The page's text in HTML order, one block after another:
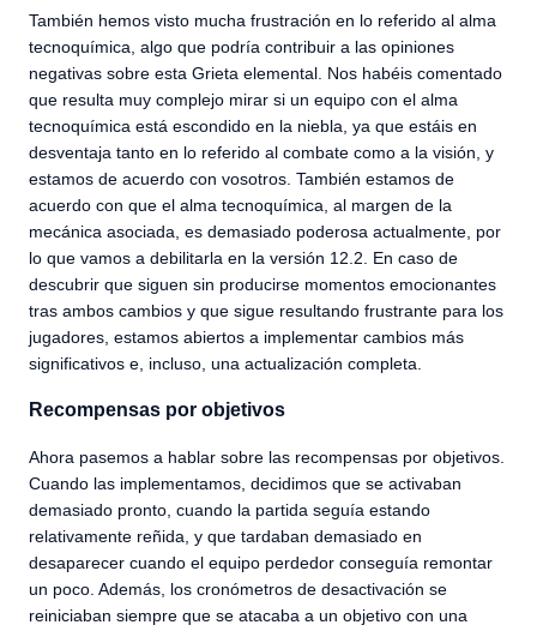
También hemos visto mucha frustración en lo referido al alma
tecnoquímica, algo que podría contribuir a las opiniones
negativas sobre esta Grieta elemental. Nos habéis comentado
que resulta muy complejo mirar si un equipo con el alma
tecnoquímica está escondido en la niebla, ya que estáis en
desventaja tanto en lo referido al combate como a la visión, y
estamos de acuerdo con vosotros. También estamos de
acuerdo con que el alma tecnoquímica, al margen de la
mecánica asociada, es demasiado poderosa actualmente, por
lo que vamos a debilitarla en la versión 12.2. En caso de
descubrir que siguen sin producirse momentos emocionantes
tras ambos cambios y que sigue resultando frustrante para los
jugadores, estamos abiertos a implementar cambios más
significativos e, incluso, una actualización completa.
Recompensas por objetivos
Ahora pasemos a hablar sobre las recompensas por objetivos.
Cuando las implementamos, decidimos que se activaban
demasiado pronto, cuando la partida seguía estando
relativamente reñida, y que tardaban demasiado en
desaparecer cuando el equipo perdedor conseguía remontar
un poco. Además, los cronómetros de desactivación se
reiniciaban siempre que se atacaba a un objetivo con una